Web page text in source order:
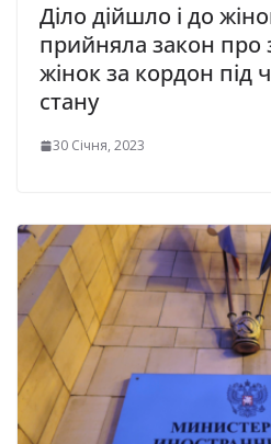
Діло дійшло і до
прийняла закон про
жінок за кордон під
стану
30 Січня, 2023